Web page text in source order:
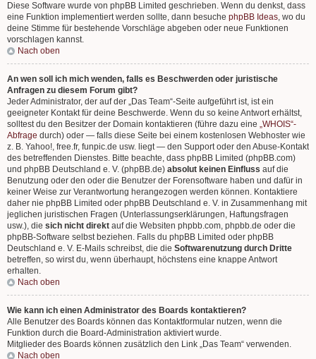
Diese Software wurde von phpBB Limited geschrieben. Wenn du denkst, dass
eine Funktion implementiert werden sollte, dann besuche phpBB Ideas, wo du
deine Stimme für bestehende Vorschläge abgeben oder neue Funktionen
vorschlagen kannst.
Nach oben
An wen soll ich mich wenden, falls es Beschwerden oder juristische
Anfragen zu diesem Forum gibt?
Jeder Administrator, der auf der „Das Team“-Seite aufgeführt ist, ist ein
geeigneter Kontakt für deine Beschwerde. Wenn du so keine Antwort erhältst,
solltest du den Besitzer der Domain kontaktieren (führe dazu eine „WHOIS“-
Abfrage durch) oder — falls diese Seite bei einem kostenlosen Webhoster wie
z. B. Yahoo!, free.fr, funpic.de usw. liegt — den Support oder den Abuse-Kontakt
des betreffenden Dienstes. Bitte beachte, dass phpBB Limited (phpBB.com)
und phpBB Deutschland e. V. (phpBB.de) absolut keinen Einfluss auf die
Benutzung oder den oder die Benutzer der Forensoftware haben und dafür in
keiner Weise zur Verantwortung herangezogen werden können. Kontaktiere
daher nie phpBB Limited oder phpBB Deutschland e. V. in Zusammenhang mit
jeglichen juristischen Fragen (Unterlassungserklärungen, Haftungsfragen
usw.), die sich nicht direkt auf die Websiten phpbb.com, phpbb.de oder die
phpBB-Software selbst beziehen. Falls du phpBB Limited oder phpBB
Deutschland e. V. E-Mails schreibst, die die Softwarenutzung durch Dritte
betreffen, so wirst du, wenn überhaupt, höchstens eine knappe Antwort
erhalten.
Nach oben
Wie kann ich einen Administrator des Boards kontaktieren?
Alle Benutzer des Boards können das Kontaktformular nutzen, wenn die
Funktion durch die Board-Administration aktiviert wurde.
Mitglieder des Boards können zusätzlich den Link „Das Team“ verwenden.
Nach oben